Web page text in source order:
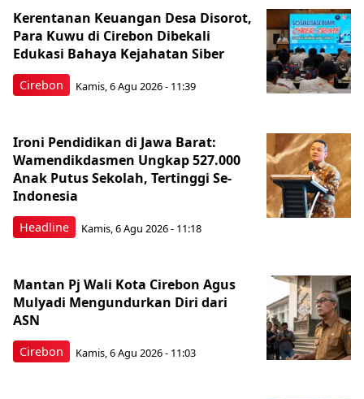
Cirebon
Kerentanan Keuangan Desa Disorot,
Para Kuwu di Cirebon Dibekali
Edukasi Bahaya Kejahatan Siber
Kamis, 6 Agu 2026 - 11:39
Headline
Ironi Pendidikan di Jawa Barat:
Wamendikdasmen Ungkap 527.000
Anak Putus Sekolah, Tertinggi Se-
Indonesia
Kamis, 6 Agu 2026 - 11:18
Cirebon
Mantan Pj Wali Kota Cirebon Agus
Mulyadi Mengundurkan Diri dari
ASN
Kamis, 6 Agu 2026 - 11:03